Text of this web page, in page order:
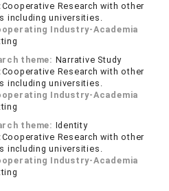
Cooperative Research with other
including universities.
Industry-Academia
theme: Narrative Study
Cooperative Research with other
including universities.
Industry-Academia
theme: Identity
Cooperative Research with other
including universities.
Industry-Academia